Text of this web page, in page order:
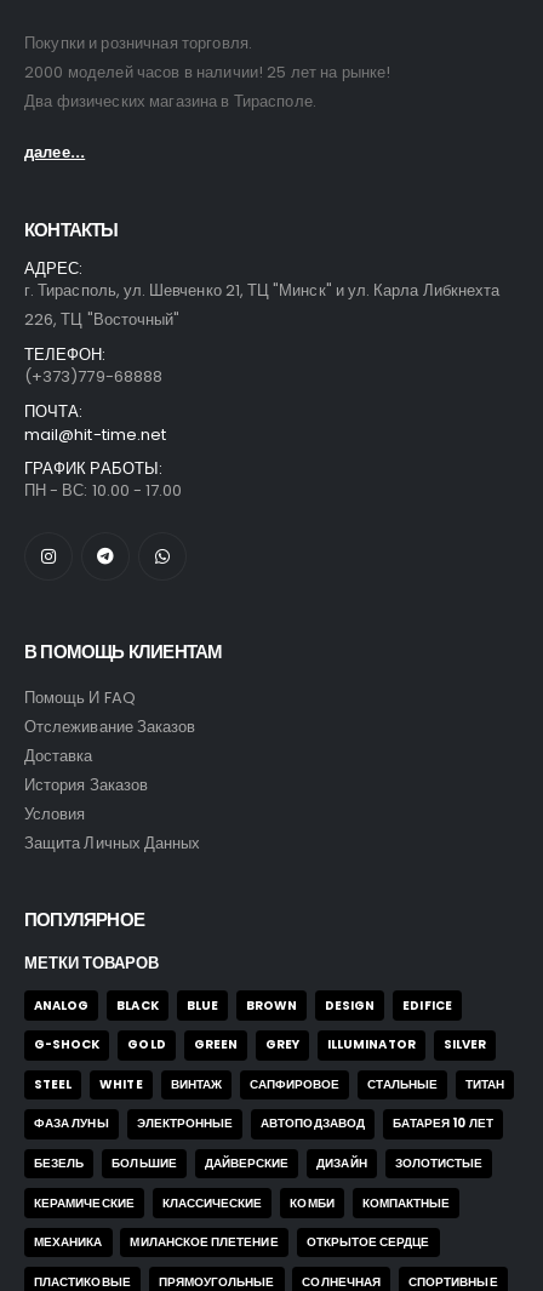
Покупки и розничная торговля.
2000 моделей часов в наличии! 25 лет на рынке!
Два физических магазина в Тирасполе.
далее...
КОНТАКТЫ
АДРЕС:
г. Тирасполь, ул. Шевченко 21, ТЦ "Минск" и ул. Карла Либкнехта
226, ТЦ "Восточный"
ТЕЛЕФОН:
(+373)779-68888
ПОЧТА:
mail@hit-time.net
ГРАФИК РАБОТЫ:
ПН - ВС: 10.00 - 17.00
В ПОМОЩЬ КЛИЕНТАМ
Помощь И FAQ
Отслеживание Заказов
Доставка
История Заказов
Условия
Защита Личных Данных
ПОПУЛЯРНОЕ
МЕТКИ ТОВАРОВ
ANALOG BLACK BLUE BROWN DESIGN EDIFICE
G-SHOCK GOLD GREEN GREY ILLUMINATOR SILVER
STEEL WHITE ВИНТАЖ САПФИРОВОЕ СТАЛЬНЫЕ ТИТАН
ФАЗА ЛУНЫ ЭЛЕКТРОННЫЕ АВТОПОДЗАВОД БАТАРЕЯ 10 ЛЕТ
БЕЗЕЛЬ БОЛЬШИЕ ДАЙВЕРСКИЕ ДИЗАЙН ЗОЛОТИСТЫЕ
КЕРАМИЧЕСКИЕ КЛАССИЧЕСКИЕ КОМБИ КОМПАКТНЫЕ
МЕХАНИКА МИЛАНСКОЕ ПЛЕТЕНИЕ ОТКРЫТОЕ СЕРДЦЕ
ПЛАСТИКОВЫЕ ПРЯМОУГОЛЬНЫЕ СОЛНЕЧНАЯ СПОРТИВНЫЕ